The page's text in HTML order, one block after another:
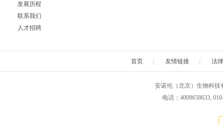
发展历程
联系我们
人才招聘
首页 友情链接 法
安诺伦（北京）生物科技
电话：4009658633,